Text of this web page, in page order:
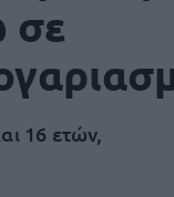
σε
16 ετών,